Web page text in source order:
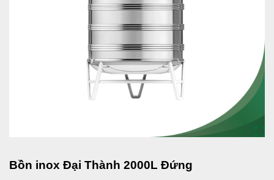
Bồn inox Đại Thành 2000L Đứng